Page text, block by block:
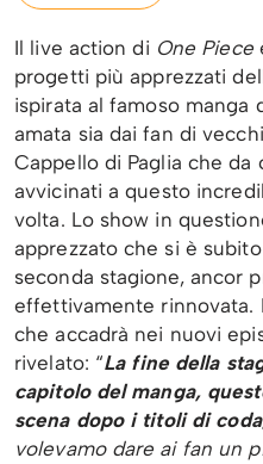
Il live action di One Piece
progetti più apprezzati
ispirata al famoso manga
amata sia dai fan di
Cappello di Paglia che da
avvicinati a questo
volta. Lo show in
apprezzato che si è
seconda stagione, ancor
effettivamente rinnovata.
che accadrà nei nuovi
rivelato: “La fine della
capitolo del manga,
scena dopo i titoli di
volevamo dare ai fan un